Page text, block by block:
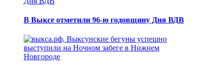
В Выксе отметили 96-ю годовщину Дня ВДВ